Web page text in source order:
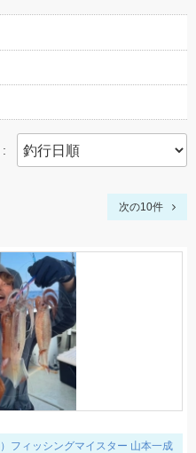
次の10件
フィッシングマイスター 山本一成